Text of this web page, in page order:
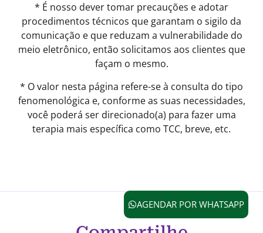
* É nosso dever tomar precauções e adotar
procedimentos técnicos que garantam o sigilo da
comunicação e que reduzam a vulnerabilidade do
meio eletrônico, então solicitamos aos clientes que
façam o mesmo.
* O valor nesta página refere-se à consulta do tipo
fenomenológica e, conforme as suas necessidades,
você poderá ser direcionado(a) para fazer uma
terapia mais específica como TCC, breve, etc.
AGENDAR POR WHATSAPP